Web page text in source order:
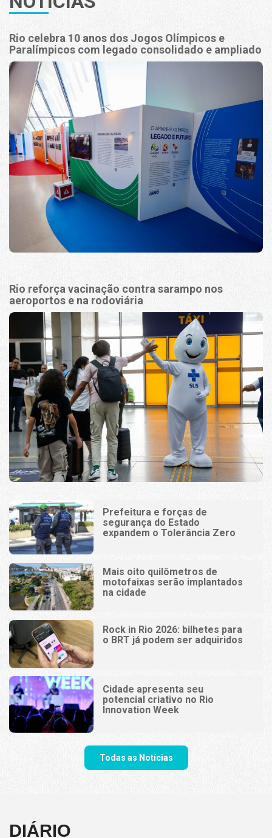
Rio celebra 10 anos dos Jogos Olímpicos e
Paralímpicos com legado consolidado e ampliado
Rio reforça vacinação contra sarampo nos
aeroportos e na rodoviária
Prefeitura e forças de
segurança do Estado
expandem o Tolerância Zero
Mais oito quilômetros de
motofaixas serão implantados
na cidade
Rock in Rio 2026: bilhetes para
o BRT já podem ser adquiridos
Cidade apresenta seu
potencial criativo no Rio
Innovation Week
Todas as Notícias
DIÁRIO